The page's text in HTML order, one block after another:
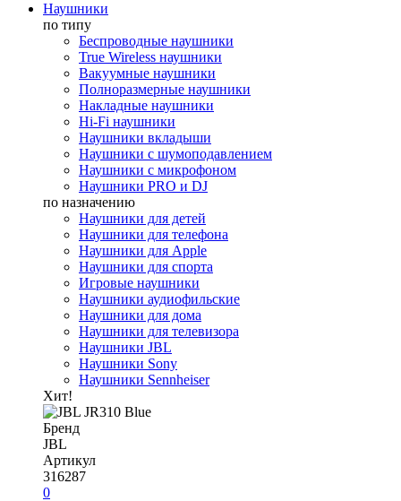
Наушники
по типу
Беспроводные наушники
True Wireless наушники
Вакуумные наушники
Полноразмерные наушники
Накладные наушники
Hi-Fi наушники
Наушники вкладыши
Наушники с шумоподавлением
Наушники с микрофоном
Наушники PRO и DJ
по назначению
Наушники для детей
Наушники для телефона
Наушники для Apple
Наушники для спорта
Игровые наушники
Наушники аудиофильские
Наушники для дома
Наушники для телевизора
Наушники JBL
Наушники Sony
Наушники Sennheiser
Хит!
Бренд
JBL
Артикул
316287
0